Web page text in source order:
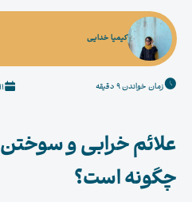
کیمیا خدایی
زمان خواندن 9 دقیقه
علائم خرابی و
چگونه است؟